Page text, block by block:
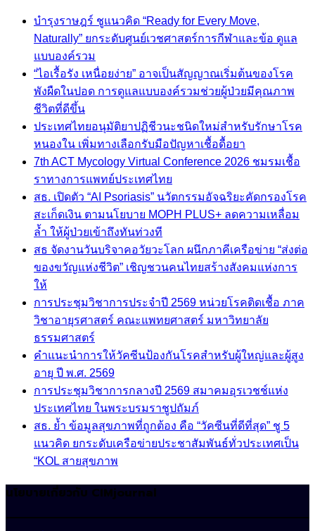
บำรุงราษฎร์ ชูแนวคิด “Ready for Every Move,
Naturally” ยกระดับศูนย์เวชศาสตร์การกีฬาและข้อ ดูแล
แบบองค์รวม
“ไอเรื้อรัง เหนื่อยง่าย” อาจเป็นสัญญาณเริ่มต้นของโรค
พังผืดในปอด การดูแลแบบองค์รวมช่วยผู้ป่วยมีคุณภาพ
ชีวิตที่ดีขึ้น
ประเทศไทยอนุมัติยาปฏิชีวนะชนิดใหม่สำหรับรักษาโรค
หนองใน เพิ่มทางเลือกรับมือปัญหาเชื้อดื้อยา
7th ACT Mycology Virtual Conference 2026 ชมรมเชื้อ
ราทางการแพทย์ประเทศไทย
สธ. เปิดตัว “AI Psoriasis” นวัตกรรมอัจฉริยะคัดกรองโรค
สะเก็ดเงิน ตามนโยบาย MOPH PLUS+ ลดความเหลื่อม
ล้ำ ให้ผู้ป่วยเข้าถึงทันท่วงที
สธ จัดงานวันบริจาคอวัยวะโลก ผนึกภาคีเครือข่าย “ส่งต่อ
ของขวัญแห่งชีวิต” เชิญชวนคนไทยสร้างสังคมแห่งการ
ให้
การประชุมวิชาการประจำปี 2569 หน่วยโรคติดเชื้อ ภาค
วิชาอายุรศาสตร์ คณะแพทยศาสตร์ มหาวิทยาลัย
ธรรมศาสตร์
คำแนะนำการให้วัคซีนป้องกันโรคสำหรับผู้ใหญ่และผู้สูง
อายุ ปี พ.ศ. 2569
การประชุมวิชาการกลางปี 2569 สมาคมอุรเวชช์แห่ง
ประเทศไทย ในพระบรมราชูปถัมภ์
สธ. ย้ำ ข้อมูลสุขภาพที่ถูกต้อง คือ “วัคซีนที่ดีที่สุด” ชู 5
แนวคิด ยกระดับเครือข่ายประชาสัมพันธ์ทั่วประเทศเป็น
“KOL สายสุขภาพ
นโยบายเกี่ยวกับ CIMjournal